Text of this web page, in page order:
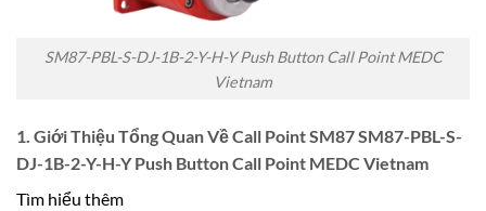
SM87-PBL-S-DJ-1B-2-Y-H-Y Push Button Call Point MEDC
Vietnam
1. Giới Thiệu Tổng Quan Về Call Point SM87 SM87-PBL-S-
DJ-1B-2-Y-H-Y Push Button Call Point MEDC Vietnam
Tìm hiểu thêm